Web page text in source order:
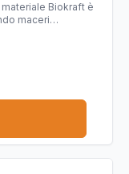
materiale Biokraft è
maceri
costanza di
riciclabile e
rosso. Carta